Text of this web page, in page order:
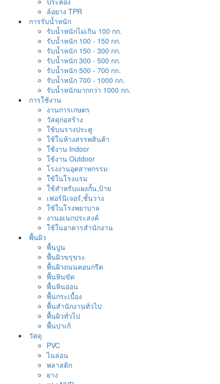
ล้อยาง TPR
การรับน้ำหนัก
รับน้ำหนักไม่เกิน 100 กก.
รับน้ำหนัก 100 - 150 กก.
รับน้ำหนัก 150 - 300 กก.
รับน้ำหนัก 300 - 500 กก.
รับน้ำหนัก 500 - 700 กก.
รับน้ำหนัก 700 - 1000 กก.
รับน้ำหนักมากกว่า 1000 กก.
การใช้งาน
งานการเกษตร
วัสดุก่อสร้าง
ใช้บนรางประตู
ใช้ในห้างสรรพสินค้า
ใช้งาน Indoor
ใช้งาน Outdoor
โรงงานอุตสาหกรรม
ใช้ในโรงแรม
ใช้สำหรับแผงกั้น,ป้าย
เฟอร์นิเจอร์,ชั้นวาง
ใช้ในโรงพยาบาล
งานอเนกประสงค์
ใช้ในอาคารสำนักงาน
พื้นผิว
พื้นปูน
พื้นผิวขรุขระ
พื้นผิวถนนคอนกรีต
พื้นหินขัด
พื้นหินอ่อน
พื้นกระเบื้อง
พื้นสำนักงานทั่วไป
พื้นผิวทั่วไป
พื้นปาเก้
วัสดุ
PVC
ไนล่อน
พลาสติก
ยาง